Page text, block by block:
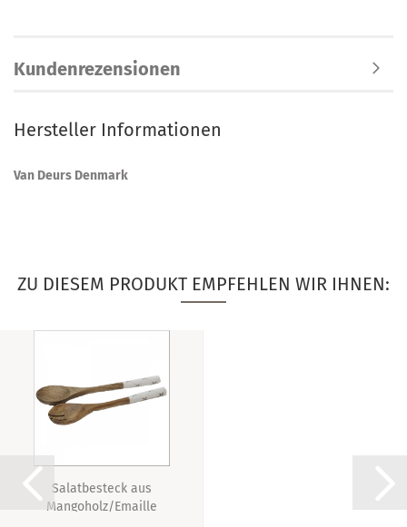
Kundenrezensionen
Hersteller Informationen
Van Deurs Denmark
ZU DIESEM PRODUKT EMPFEHLEN WIR IHNEN:
Salatbesteck aus
Mangoholz/Emaille